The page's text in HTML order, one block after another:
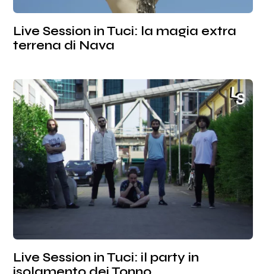
Live Session in Tuci: la magia extra
terrena di Nava
Live Session in Tuci: il party in